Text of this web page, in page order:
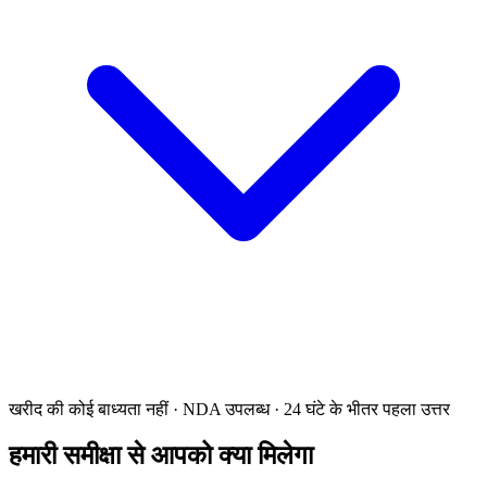
खरीद की कोई बाध्यता नहीं · NDA उपलब्ध · 24 घंटे के भीतर पहला उत्तर
हमारी समीक्षा से आपको क्या मिलेगा